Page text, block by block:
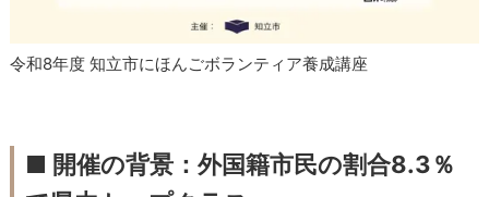
令和8年度 知立市にほんごボランティア養成講座
■ 開催の背景：外国籍市民の割合8.3％